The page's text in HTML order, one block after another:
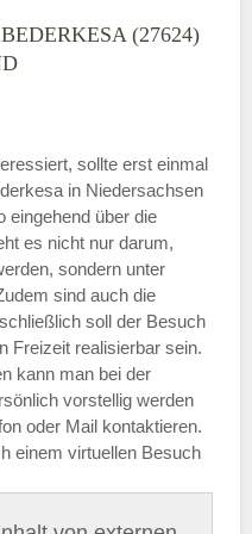
(27624)
sollte erst einmal
in Niedersachsen
eingehend über die
es nicht nur darum,
sondern unter
sind auch die
soll der Besuch
Freizeit realisierbar sein.
kann man bei der
vorstellig werden
oder Mail kontaktieren.
einem virtuellen Besuch